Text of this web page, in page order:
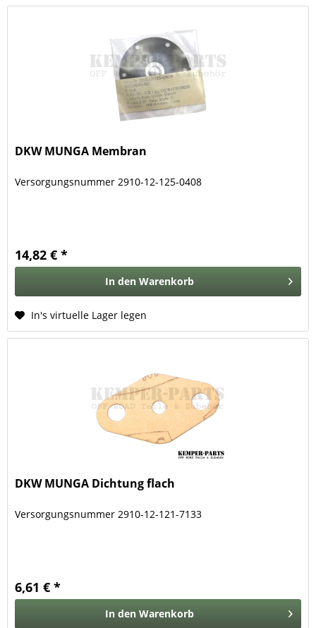
DKW MUNGA Membran
Versorgungsnummer 2910-12-125-0408
14,82 € *
In den Warenkorb
In's virtuelle Lager legen
DKW MUNGA Dichtung flach
Versorgungsnummer 2910-12-121-7133
6,61 € *
In den Warenkorb